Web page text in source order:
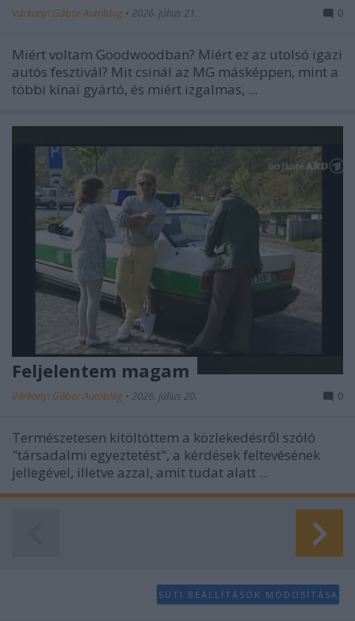
Várkonyi Gábor Autóblog • 2026. július 21. 0
Miért voltam Goodwoodban? Miért ez az utolsó igazi
autós fesztivál? Mit csinál az MG másképpen, mint a
többi kínai gyártó, és miért izgalmas, ...
Feljelentem magam
Várkonyi Gábor Autóblog • 2026. július 20. 0
Természetesen kitöltöttem a közlekedésről szóló
"társadalmi egyeztetést", a kérdések feltevésének
jellegével, illetve azzal, amit tudat alatt ...
SÜTI BEÁLLÍTÁSOK MÓDOSÍTÁSA